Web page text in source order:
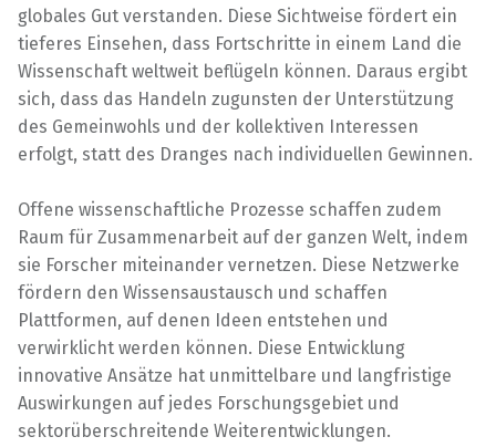
globales Gut verstanden. Diese Sichtweise fördert ein
tieferes Einsehen, dass Fortschritte in einem Land die
Wissenschaft weltweit beflügeln können. Daraus ergibt
sich, dass das Handeln zugunsten der Unterstützung
des Gemeinwohls und der kollektiven Interessen
erfolgt, statt des Dranges nach individuellen Gewinnen.
Offene wissenschaftliche Prozesse schaffen zudem
Raum für Zusammenarbeit auf der ganzen Welt, indem
sie Forscher miteinander vernetzen. Diese Netzwerke
fördern den Wissensaustausch und schaffen
Plattformen, auf denen Ideen entstehen und
verwirklicht werden können. Diese Entwicklung
innovative Ansätze hat unmittelbare und langfristige
Auswirkungen auf jedes Forschungsgebiet und
sektorüberschreitende Weiterentwicklungen.